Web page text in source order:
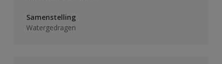
Samenstelling
Watergedragen